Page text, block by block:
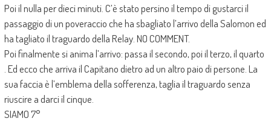
Poi il nulla per dieci minuti. C’è stato persino il tempo di gustarci il
passaggio di un poveraccio che ha sbagliato l’arrivo della Salomon ed
ha tagliato il traguardo della Relay. NO COMMENT.
Poi finalmente si anima l’arrivo: passa il secondo, poi il terzo, il quarto
. Ed ecco che arriva il Capitano dietro ad un altro paio di persone. La
sua faccia è l’emblema della sofferenza, taglia il traguardo senza
riuscire a darci il cinque.
SIAMO 7°